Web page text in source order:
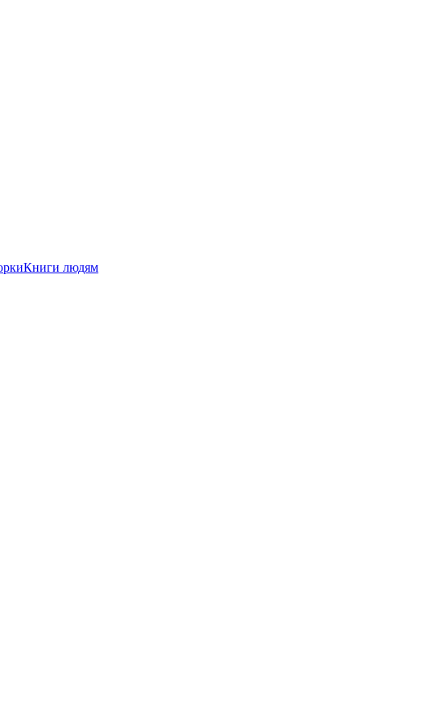
Книги людям